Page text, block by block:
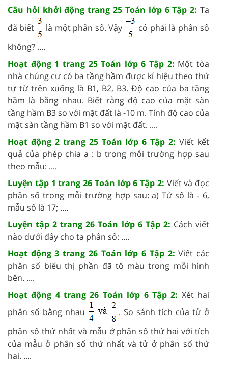
Câu hỏi khởi động trang 25 Toán lớp 6 Tập 2: Ta
đã biết
là một phân số. Vậy
có phải là phân số
không? ....
Hoạt động 1 trang 25 Toán lớp 6 Tập 2: Một tòa
nhà chúng cư có ba tầng hầm được kí hiệu theo thứ
tự từ trên xuống là B1, B2, B3. Độ cao của ba tầng
hầm là bằng nhau. Biết rằng độ cao của mặt sàn
tầng hầm B3 so với mặt đất là -10 m. Tính độ cao của
mặt sàn tầng hầm B1 so với mặt đất. ....
Hoạt động 2 trang 25 Toán lớp 6 Tập 2: Viết kết
quả của phép chia a : b trong mỗi trường hợp sau
theo mẫu: ....
Luyện tập 1 trang 26 Toán lớp 6 Tập 2: Viết và đọc
phân số trong mỗi trường hợp sau: a) Tử số là - 6,
mẫu số là 17; ....
Luyện tập 2 trang 26 Toán lớp 6 Tập 2: Cách viết
nào dưới đây cho ta phân số: ....
Hoạt động 3 trang 26 Toán lớp 6 Tập 2: Viết các
phân số biểu thị phần đã tô màu trong mỗi hình
bên. ....
Hoạt động 4 trang 26 Toán lớp 6 Tập 2: Xét hai
phân số bằng nhau
. So sánh tích của tử ở
phân số thứ nhất và mẫu ở phân số thứ hai với tích
của mẫu ở phân số thứ nhất và tử ở phân số thứ
hai. ....